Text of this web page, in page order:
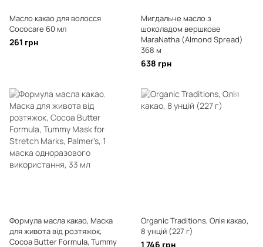
Масло какао для волосся
Cococare 60 мл
261 грн
Мигдальне масло з
шоколадом вершкове
MaraNatha (Almond Spread)
368 м
638 грн
Формула масла какао, Маска
для живота від розтяжок,
Cocoa Butter Formula, Tummy
Organic Traditions, Олія какао,
8 унцій (227 г)
1 746 грн